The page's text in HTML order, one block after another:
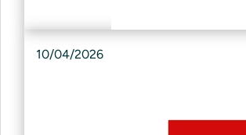
10/04/2026